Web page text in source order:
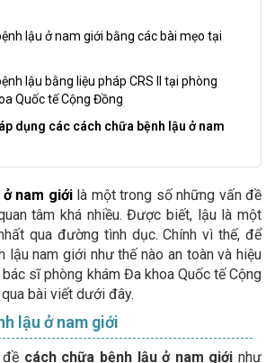
lậu ở nam giới bằng các bài mẹo tại
lậu bằng liệu pháp CRS II tại phòng
Quốc tế Cộng Đồng
dụng các cách chữa bệnh lậu ở nam
ở nam giới là một trong số những vấn đề
tâm khá nhiều. Được biết, lậu là một
qua đường tình dục. Chính vì thế, để
lậu nam giới như thế nào an toàn và hiệu
sĩ phòng khám Đa khoa Quốc tế Cộng
bài viết dưới đây.
lậu ở nam giới
cách chữa bệnh lậu ở nam giới như